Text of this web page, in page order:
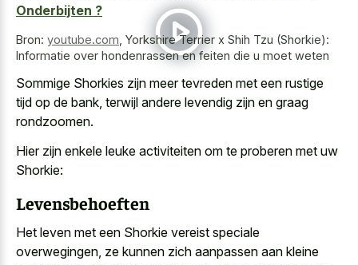
Onderbijten ?
Bron: youtube.com Yorkshire Terrier x Shih Tzu (Shorkie):
Informatie over hondenrassen en feiten die u moet weten
Sommige Shorkies zijn meer tevreden met een rustige
tijd op de bank, terwijl andere levendig zijn en graag
rondzoomen.
Hier zijn enkele leuke activiteiten om te proberen met uw
Shorkie:
Levensbehoeften
Het leven met een Shorkie vereist speciale
overwegingen, ze kunnen zich aanpassen aan kleine